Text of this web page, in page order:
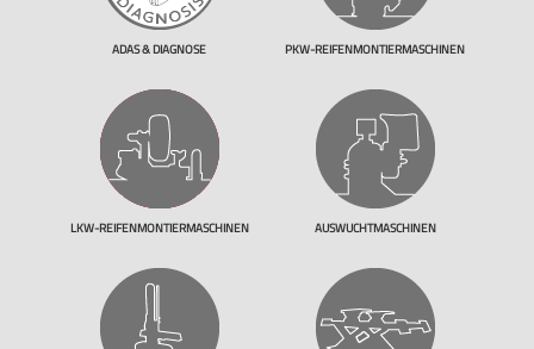
ADAS & DIAGNOSE PKW-REIFENMONTIERMASCHINEN
LKW-REIFENMONTIERMASCHINEN AUSWUCHTMASCHINEN